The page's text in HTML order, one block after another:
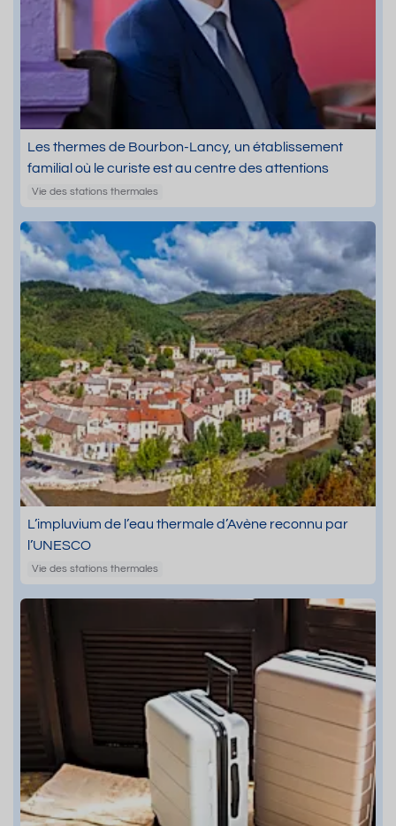
Les thermes de Bourbon-Lancy, un établissement
familial où le curiste est au centre des attentions
Vie des stations thermales
L’impluvium de l’eau thermale d’Avène reconnu par
l’UNESCO
Vie des stations thermales